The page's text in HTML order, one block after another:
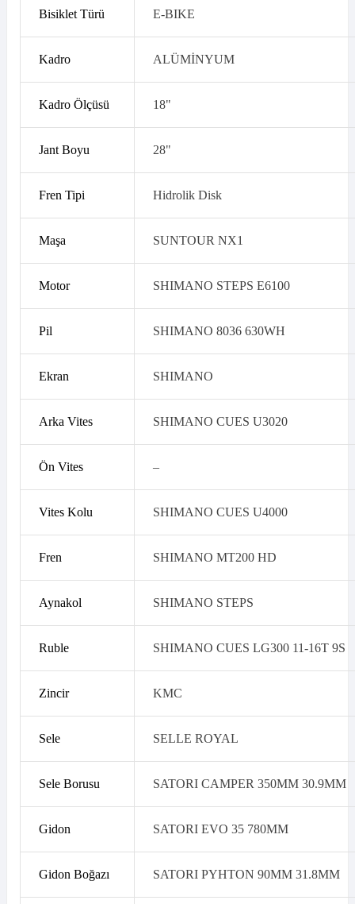
Bisiklet Türü E-BIKE
Kadro ALÜMİNYUM
Kadro Ölçüsü 18"
Jant Boyu 28"
Fren Tipi Hidrolik Disk
Maşa SUNTOUR NX1
Motor SHIMANO STEPS E6100
Pil SHIMANO 8036 630WH
Ekran SHIMANO
Arka Vites SHIMANO CUES U3020
Ön Vites –
Vites Kolu SHIMANO CUES U4000
Fren SHIMANO MT200 HD
Aynakol SHIMANO STEPS
Ruble SHIMANO CUES LG300 11-16T 9S
Zincir KMC
Sele SELLE ROYAL
Sele Borusu SATORI CAMPER 350MM 30.9MM
Gidon SATORI EVO 35 780MM
Gidon Boğazı SATORI PYHTON 90MM 31.8MM